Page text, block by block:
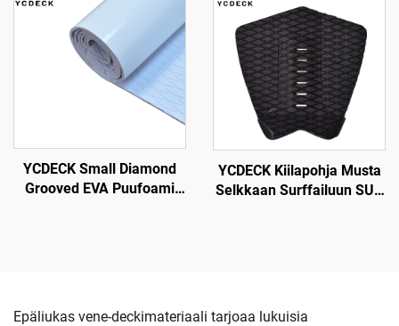
Epäsliipuisuus Matto
Ylittää Moottorivene
Kalastusvene
Selkäkeihäsurffaus
YCDECK Small Diamond
Grooved EVA Puufoami
YCDECK Kiilapohja Musta
Selkkaan Surffailuun SUP
Epäliukas vene-deckimateriaali tarjoaa lukuisia